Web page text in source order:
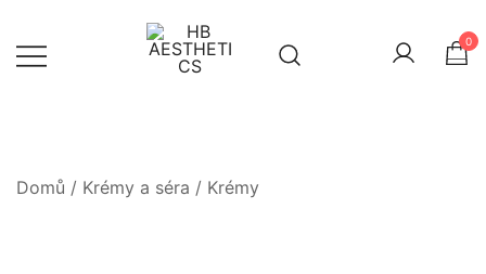
content
0
Domů / Krémy a séra / Krémy